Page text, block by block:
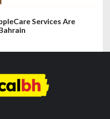
Services Are